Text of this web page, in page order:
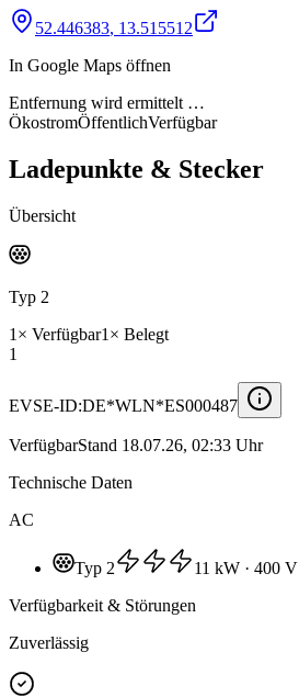
52.446383, 13.515512
In Google Maps öffnen
Entfernung wird ermittelt …
ÖkostromÖffentlichVerfügbar
Ladepunkte & Stecker
Übersicht
Typ 2
1 × Verfügbar1 × Belegt
1
EVSE-ID:DE*WLN*ES000487
VerfügbarStand 18.07.26, 02:33 Uhr
Technische Daten
AC
Typ 2 11 kW · 400 V
Verfügbarkeit & Störungen
Zuverlässig